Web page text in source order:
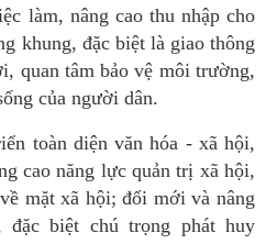
làm, nâng cao thu nhập cho
khung, đặc biệt là giao thông
quan tâm bảo vệ môi trường,
của người dân.
toàn diện văn hóa - xã hội,
cao năng lực quản trị xã hội,
mặt xã hội; đổi mới và nâng
đặc biệt chú trọng phát huy